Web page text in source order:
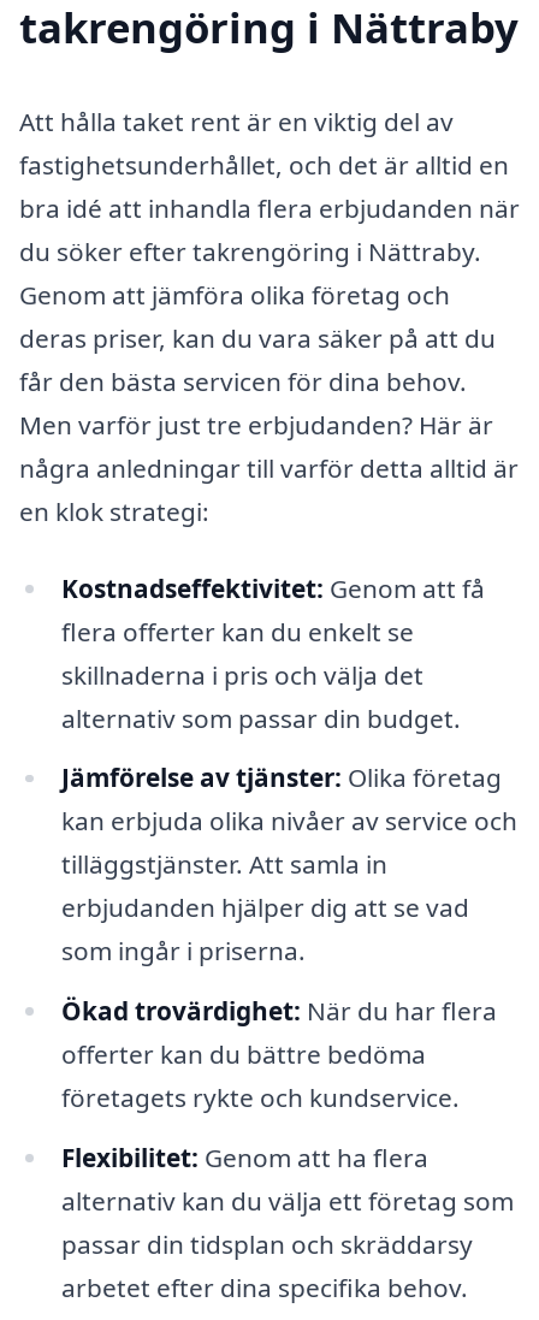
takrengöring i Nättraby
Att hålla taket rent är en viktig del av
fastighetsunderhållet, och det är alltid en
bra idé att inhandla flera erbjudanden när
du söker efter takrengöring i Nättraby.
Genom att jämföra olika företag och
deras priser, kan du vara säker på att du
får den bästa servicen för dina behov.
Men varför just tre erbjudanden? Här är
några anledningar till varför detta alltid är
en klok strategi:
Kostnadseffektivitet: Genom att få
flera offerter kan du enkelt se
skillnaderna i pris och välja det
alternativ som passar din budget.
Jämförelse av tjänster: Olika företag
kan erbjuda olika nivåer av service och
tilläggstjänster. Att samla in
erbjudanden hjälper dig att se vad
som ingår i priserna.
Ökad trovärdighet: När du har flera
offerter kan du bättre bedöma
företagets rykte och kundservice.
Flexibilitet: Genom att ha flera
alternativ kan du välja ett företag som
passar din tidsplan och skräddarsy
arbetet efter dina specifika behov.